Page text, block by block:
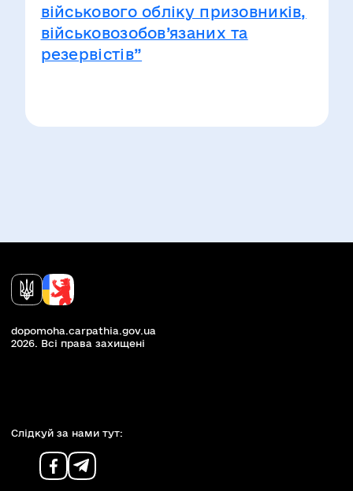
військового обліку призовників,
військовозобов’язаних та
резервістів”
dopomoha.carpathia.gov.ua
2026. Всi права захищенi
Слiдкуй за нами тут: